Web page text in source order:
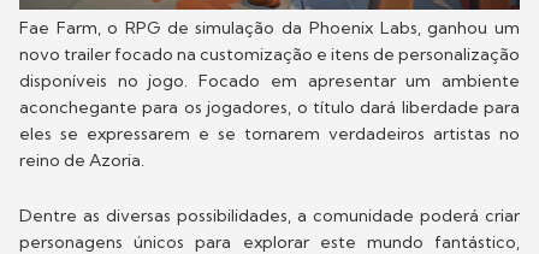
Fae Farm, o RPG de simulação da Phoenix Labs, ganhou um
novo trailer focado na customização e itens de personalização
disponíveis no jogo. Focado em apresentar um ambiente
aconchegante para os jogadores, o título dará liberdade para
eles se expressarem e se tornarem verdadeiros artistas no
reino de Azoria.
Dentre as diversas possibilidades, a comunidade poderá criar
personagens únicos para explorar este mundo fantástico,